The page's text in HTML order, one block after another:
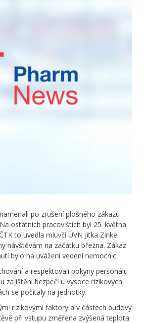
po zrušení plošného zákazu
ostatních pracovištích byl 25. května
to uvedla mluvčí ÚVN Jitka Zinke.
návštěvám na začátku března. Zákaz
bylo na uvážení vedení nemocnic.
a respektovali pokyny personálu
zajištění bezpečí u vysoce rizikových
se počítaly na jednotky.
rizikovými faktory a v částech budovy
při vstupu změřena zvýšená teplota.